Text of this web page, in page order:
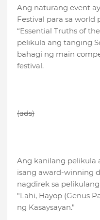
Ang naturang event
Festival para sa
“Essential Truths of
pelikula ang tanging
bahagi ng main
festival.
(ads)
Ang kanilang pelikula
isang award-winning
nagdirek sa
"Lahi, Hayop (Genus
ng Kasaysayan."